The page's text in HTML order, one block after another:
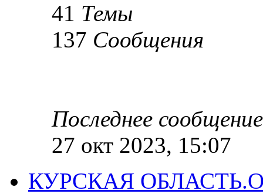
41 Темы
137 Сообщения
Последнее сообщение
27 окт 2023, 15:07
КУРСКАЯ